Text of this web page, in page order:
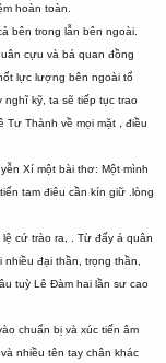
hoàn toàn.
bên trong lẫn bên ngoài.
cựu và bá quan đồng
lực lượng bên ngoài tổ
kỹ, ta sẽ tiếp tục trao
Tư Thành về mọi mặt , điều
Xí một bài thơ: Một mình
tam điêu cần kín giữ .lòng
cứ trào ra, . Từ đấy á quân
đại thần, trọng thần,
tuỳ Lê Đàm hai lần sư cao
chuẩn bị và xúc tiến âm
nhiều tên tay chân khác